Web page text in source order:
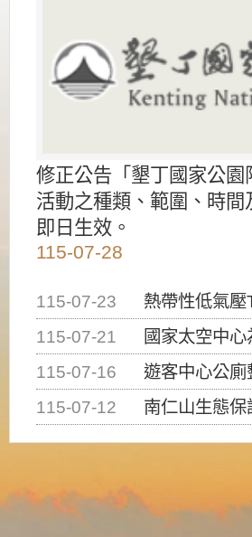
修正公告「墾丁國家公園
活動之種類、範圍、時間
即日生效。
115-07-28
115-07-23
熱帶性低氣
115-07-21
國家太空中心為辦理2026台灣盃火箭競賽，陸、海
115-07-16
遊客中心公廁
115-07-12
南仁山生態保護區步道已完成修復，自115年7月13日